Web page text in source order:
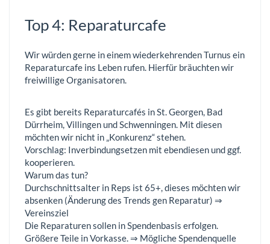
Top 4: Reparaturcafe
Wir würden gerne in einem wiederkehrenden Turnus ein
Reparaturcafe ins Leben rufen. Hierfür bräuchten wir
freiwillige Organisatoren.
Es gibt bereits Reparaturcafés in St. Georgen, Bad
Dürrheim, Villingen und Schwenningen. Mit diesen
möchten wir nicht in „Konkurenz“ stehen.
Vorschlag: Inverbindungsetzen mit ebendiesen und ggf.
kooperieren.
Warum das tun?
Durchschnittsalter in Reps ist 65+, dieses möchten wir
absenken (Änderung des Trends gen Reparatur) ⇒
Vereinsziel
Die Reparaturen sollen in Spendenbasis erfolgen.
Größere Teile in Vorkasse. ⇒ Mögliche Spendenquelle